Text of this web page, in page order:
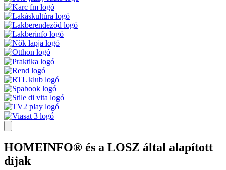
HOMEINFO® és a LOSZ által alapított
díjak